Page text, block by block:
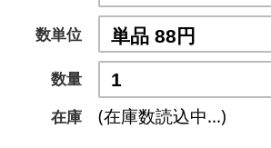
数単位
数量
在庫
(在庫数読込中...)